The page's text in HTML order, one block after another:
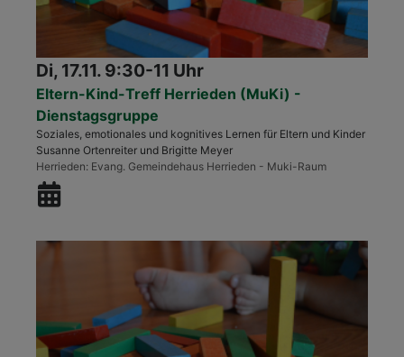
Di, 17.11. 9:30-11 Uhr
Eltern-Kind-Treff Herrieden (MuKi) -
Dienstagsgruppe
Soziales, emotionales und kognitives Lernen für Eltern und Kinder
Susanne Ortenreiter und Brigitte Meyer
Herrieden Evang. Gemeindehaus Herrieden - Muki-Raum